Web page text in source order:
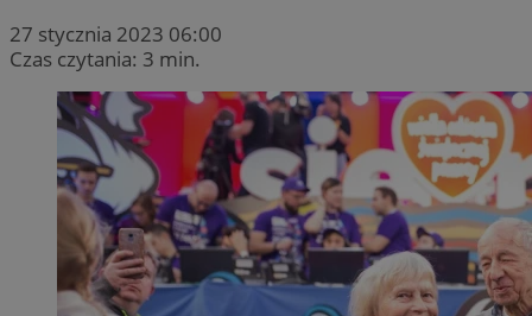
27 stycznia 2023 06:00
Czas czytania: 3 min.